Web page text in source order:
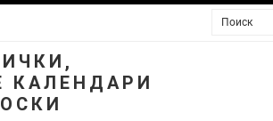
КАЛЕНДАРИ